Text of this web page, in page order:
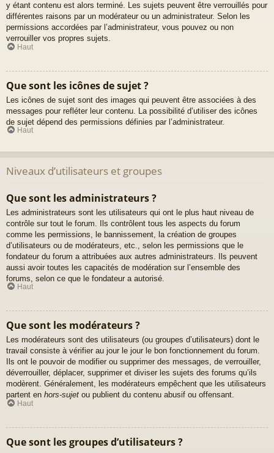
y étant contenu est alors terminé. Les sujets peuvent être verrouillés pour
différentes raisons par un modérateur ou un administrateur. Selon les
permissions accordées par l’administrateur, vous pouvez ou non
verrouiller vos propres sujets.
Haut
Que sont les icônes de sujet ?
Les icônes de sujet sont des images qui peuvent être associées à des
messages pour refléter leur contenu. La possibilité d’utiliser des icônes
de sujet dépend des permissions définies par l’administrateur.
Haut
Niveaux d’utilisateurs et groupes
Que sont les administrateurs ?
Les administrateurs sont les utilisateurs qui ont le plus haut niveau de
contrôle sur tout le forum. Ils contrôlent tous les aspects du forum
comme les permissions, le bannissement, la création de groupes
d’utilisateurs ou de modérateurs, etc., selon les permissions que le
fondateur du forum a attribuées aux autres administrateurs. Ils peuvent
aussi avoir toutes les capacités de modération sur l’ensemble des
forums, selon ce que le fondateur a autorisé.
Haut
Que sont les modérateurs ?
Les modérateurs sont des utilisateurs (ou groupes d’utilisateurs) dont le
travail consiste à vérifier au jour le jour le bon fonctionnement du forum.
Ils ont le pouvoir de modifier ou supprimer des messages, de verrouiller,
déverrouiller, déplacer, supprimer et diviser les sujets des forums qu’ils
modèrent. Généralement, les modérateurs empêchent que les utilisateurs
partent en hors-sujet ou publient du contenu abusif ou offensant.
Haut
Que sont les groupes d’utilisateurs ?